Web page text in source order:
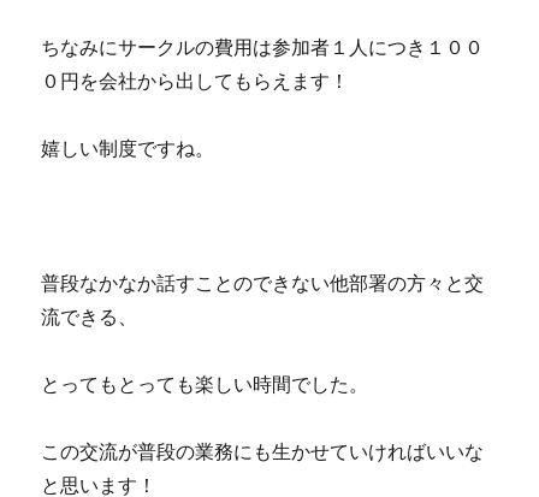
ちなみにサークルの費用は参加者１人につき１００
０円を会社から出してもらえます！
嬉しい制度ですね。
普段なかなか話すことのできない他部署の方々と交
流できる、
とってもとっても楽しい時間でした。
この交流が普段の業務にも生かせていければいいな
と思います！